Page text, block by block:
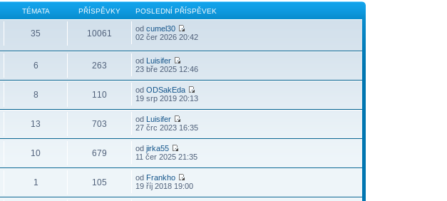
TÉMATA PŘÍSPĚVKY POSLEDNÍ PŘÍSPĚVEK
35 10061 od cumel30
02 čer 2026 20:42
6 263 od Luisifer
23 bře 2025 12:46
8 110 od ODSakEda
19 srp 2019 20:13
13 703 od Luisifer
27 črc 2023 16:35
10 679 od jirka55
11 čer 2025 21:35
1 105 od Frankho
19 říj 2018 19:00